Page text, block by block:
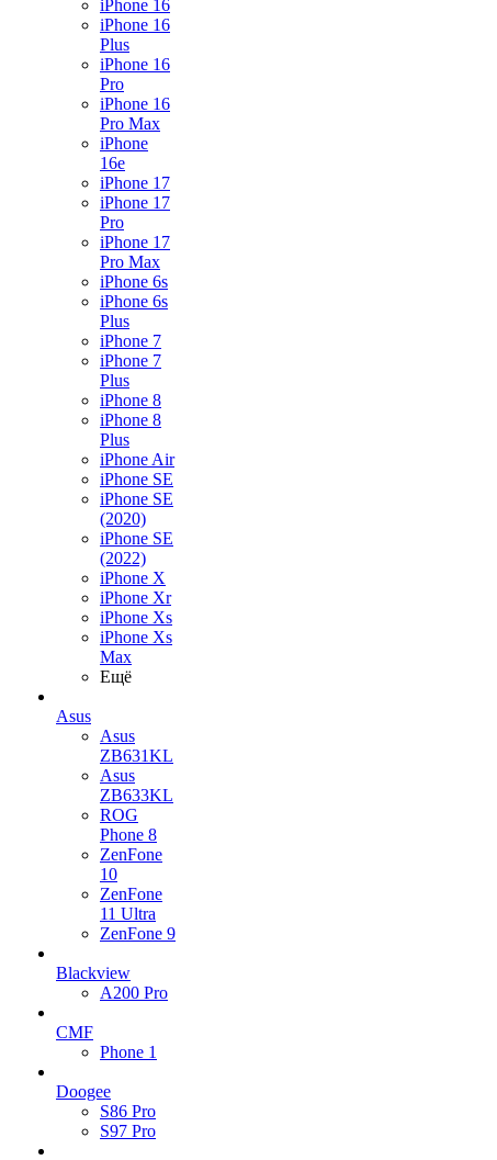
iPhone 16
iPhone 16
Plus
iPhone 16
Pro
iPhone 16
Pro Max
iPhone
16e
iPhone 17
iPhone 17
Pro
iPhone 17
Pro Max
iPhone 6s
iPhone 6s
Plus
iPhone 7
iPhone 7
Plus
iPhone 8
iPhone 8
Plus
iPhone Air
iPhone SE
iPhone SE
(2020)
iPhone SE
(2022)
iPhone X
iPhone Xr
iPhone Xs
iPhone Xs
Max
Ещё
Asus
Asus
ZB631KL
Asus
ZB633KL
ROG
Phone 8
ZenFone
10
ZenFone
11 Ultra
ZenFone 9
Blackview
A200 Pro
CMF
Phone 1
Doogee
S86 Pro
S97 Pro